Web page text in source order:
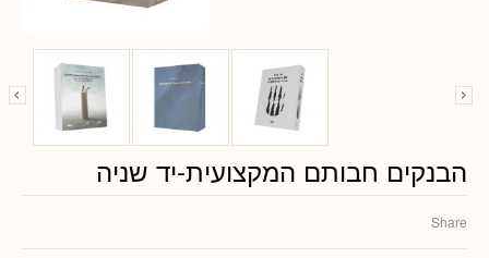
הבנקים חבותם המקצועית-יד שניה
Share